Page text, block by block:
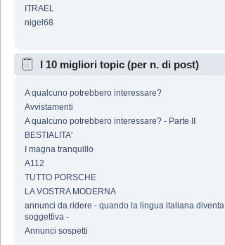
ITRAEL
nigel68
I 10 migliori topic (per n. di post)
A qualcuno potrebbero interessare?
Avvistamenti
A qualcuno potrebbero interessare? - Parte II
BESTIALITA'
I magna tranquillo
A112
TUTTO PORSCHE
LA VOSTRA MODERNA
annunci da ridere - quando la lingua italiana diventa
soggettiva -
Annunci sospetti